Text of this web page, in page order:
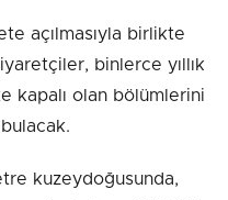
açılmasıyla birlikte
binlerce yıllık
kapalı olan bölümlerini
kuzeydoğusunda,